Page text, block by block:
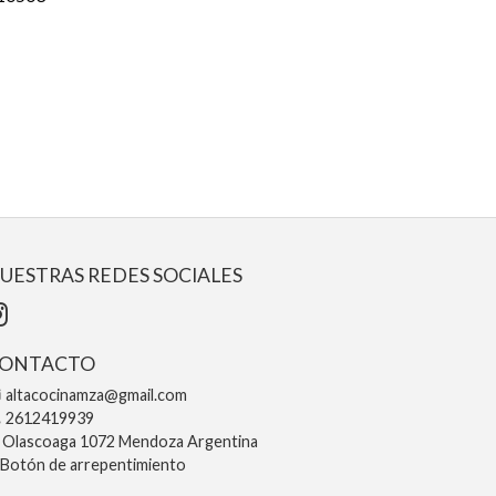
REDES SOCIALES
altacocinamza@gmail.com
2612419939
Olascoaga 1072 Mendoza Argentina
de arrepentimiento